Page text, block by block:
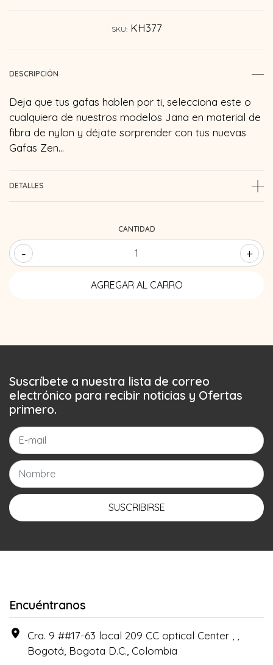
SKU: KH377
DESCRIPCIÓN
Deja que tus gafas hablen por ti, selecciona este o
cualquiera de nuestros modelos Jana en material de
fibra de nylon y déjate sorprender con tus nuevas
Gafas Zen…
DETALLES
CANTIDAD
- +
Suscríbete a nuestra lista de correo
electrónico para recibir noticias y Ofertas
primero.
SUSCRIBIRSE
Encuéntranos
Cra. 9 ##17-63 local 209 CC optical Center , ,
Bogotá, Bogota D.C., Colombia